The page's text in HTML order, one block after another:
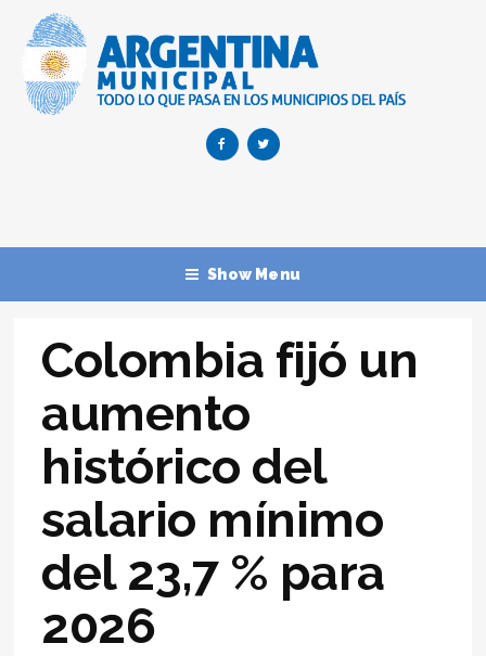
Show Menu
Colombia fijó un
aumento
histórico del
salario mínimo
del 23,7 % para
2026